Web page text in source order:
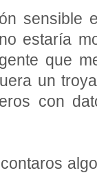
sensible
estaría
que
un
con